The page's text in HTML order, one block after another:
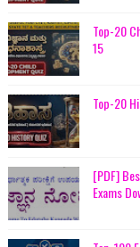
Top-20
15
Top-20
[PDF]
Exams